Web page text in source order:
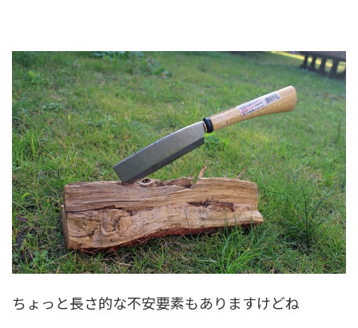
ちょっと長さ的な不安要素もありますけどね